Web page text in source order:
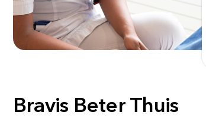
Bravis Beter Thuis